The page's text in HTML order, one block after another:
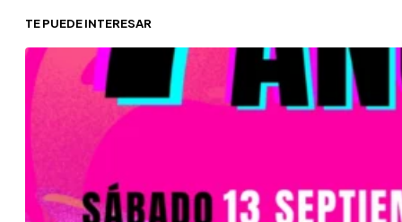
TE PUEDE INTERESAR